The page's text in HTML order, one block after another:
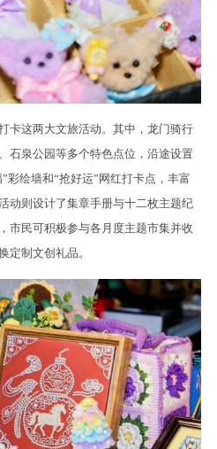
卡这两大文旅活动。其中，龙门骑行
石泉公园等多个特色点位，沿途设置
彩绘墙和“抢好运”网红打卡点，丰富
动则设计了集章手册与十二枚主题纪
市民可积极参与各月度主题市集并收
定制文创礼品。